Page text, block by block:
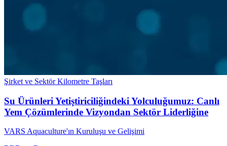
Şirket ve Sektör Kilometre Taşları
Su Ürünleri Yetiştiriciliğindeki Yolculuğumuz: Canlı
Yem Çözümlerinde Vizyondan Sektör Liderliğine
VARS Aquaculture'ın Kuruluşu ve Gelişimi